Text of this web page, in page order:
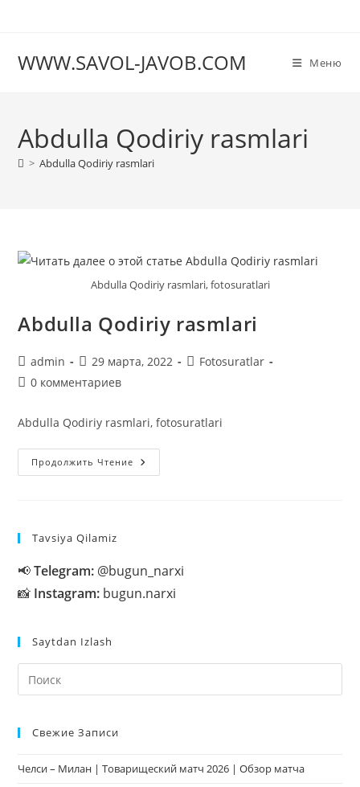
WWW.SAVOL-JAVOB.COM Меню
Abdulla Qodiriy rasmlari
> Abdulla Qodiriy rasmlari
Abdulla Qodiriy rasmlari, fotosuratlari
Abdulla Qodiriy rasmlari
Автор
записи:
admin
Запись
опубликована:
29 марта, 2022
Рубрика
Fotosuratlar
Комментарии
записи:
0 комментариев
Abdulla Qodiriy rasmlari, fotosuratlari
Продолжить Чтение Abdulla
Qodiriy
Tavsiya Qilamiz
📢Telegram: @bugun_narxi
📸 Instagram: bugun.narxi
Saytdan Izlash
Свежие Записи
Челси – Милан | Товарищеский матч 2026 | Обзор матча